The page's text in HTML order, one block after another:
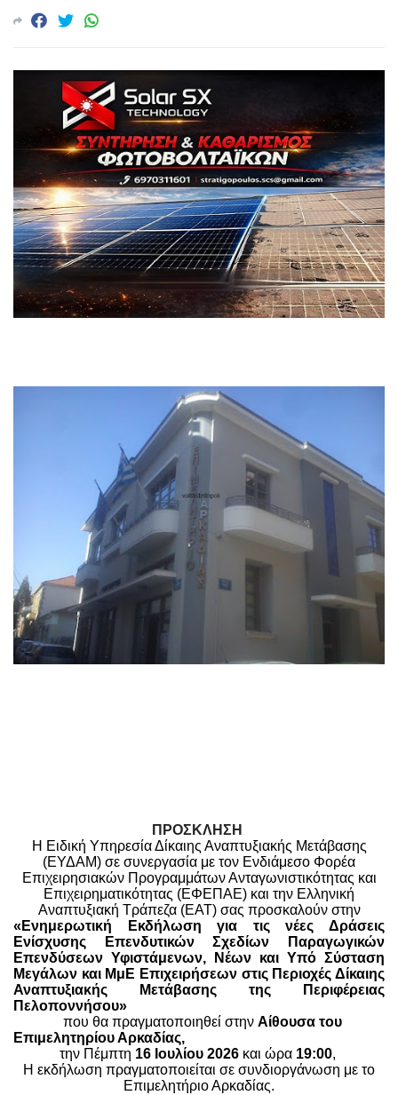
ΠΡΟΣΚΛΗΣΗ
Η Ειδική Υπηρεσία Δίκαιης Αναπτυξιακής Μετάβασης
(ΕΥΔΑΜ) σε συνεργασία με τον Ενδιάμεσο Φορέα
Επιχειρησιακών Προγραμμάτων Ανταγωνιστικότητας και
Επιχειρηματικότητας (ΕΦΕΠΑΕ) και την Ελληνική
Αναπτυξιακή Τράπεζα (ΕΑΤ) σας προσκαλούν στην
«Ενημερωτική Εκδήλωση για τις νέες Δράσεις
Ενίσχυσης Επενδυτικών Σχεδίων Παραγωγικών
Επενδύσεων Υφιστάμενων, Νέων και Υπό Σύσταση
Μεγάλων και ΜμΕ Επιχειρήσεων στις Περιοχές Δίκαιης
Αναπτυξιακής Μετάβασης της Περιφέρειας
Πελοποννήσου»
που θα πραγματοποιηθεί στην Αίθουσα του
Επιμελητηρίου Αρκαδίας,
την Πέμπτη 16 Ιουλίου 2026 και ώρα 19:00,
Η εκδήλωση πραγματοποιείται σε συνδιοργάνωση με το
Επιμελητήριο Αρκαδίας.